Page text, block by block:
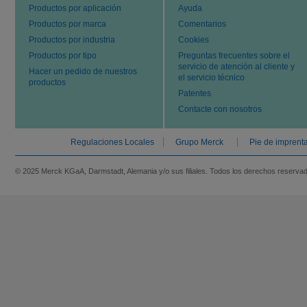
Productos por aplicación
Productos por marca
Productos por industria
Productos por tipo
Hacer un pedido de nuestros
productos
Ayuda
Comentarios
Cookies
Preguntas frecuentes sobre el
servicio de atención al cliente y
el servicio técnico
Patentes
Contacte con nosotros
Regulaciones Locales Grupo Merck Pie de
© 2025 Merck KGaA, Darmstadt, Alemania y/o sus filiales. Todos los derechos